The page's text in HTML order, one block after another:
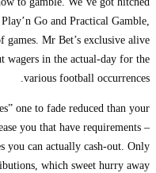
first
pure